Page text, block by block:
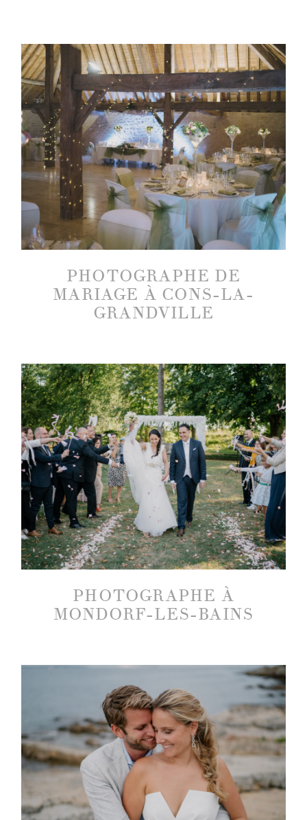
PHOTOGRAPHE DE
MARIAGE À CONS-LA-
GRANDVILLE
PHOTOGRAPHE À
MONDORF-LES-BAINS